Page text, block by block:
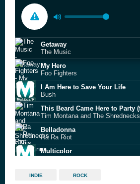
Getaway
The Music
My Hero
Foo Fighters
I Am Here to Save Your Life
Bush
Tim Montana and The Shrednecks
Belladonna
Ra Ra Riot
Multicolor
Sirena de mediodía
INDIE ROCK